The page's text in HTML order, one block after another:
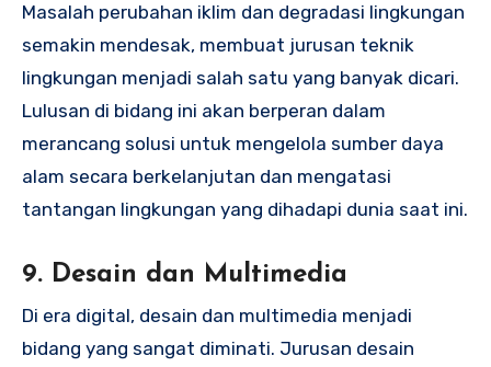
Masalah perubahan iklim dan degradasi lingkungan
semakin mendesak, membuat jurusan teknik
lingkungan menjadi salah satu yang banyak dicari.
Lulusan di bidang ini akan berperan dalam
merancang solusi untuk mengelola sumber daya
alam secara berkelanjutan dan mengatasi
tantangan lingkungan yang dihadapi dunia saat ini.
9. Desain dan Multimedia
Di era digital, desain dan multimedia menjadi
bidang yang sangat diminati. Jurusan desain